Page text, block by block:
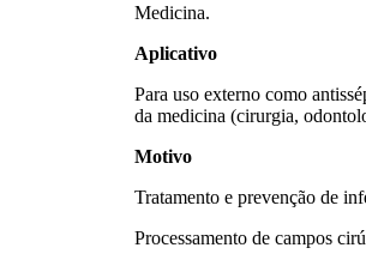
Medicina.
Aplicativo
Para uso externo como
da medicina (cirurgia,
Motivo
Tratamento e prevenção de
Processamento de campos